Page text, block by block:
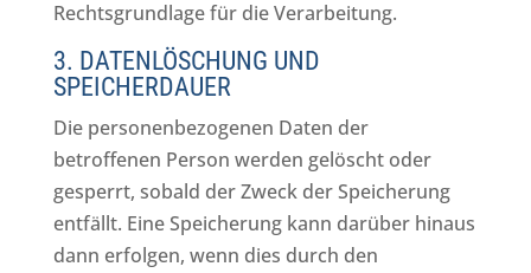
Rechtsgrundlage für die Verarbeitung.
3. DATENLÖSCHUNG UND
SPEICHERDAUER
Die personenbezogenen Daten der
betroffenen Person werden gelöscht oder
gesperrt, sobald der Zweck der Speicherung
entfällt. Eine Speicherung kann darüber hinaus
dann erfolgen, wenn dies durch den